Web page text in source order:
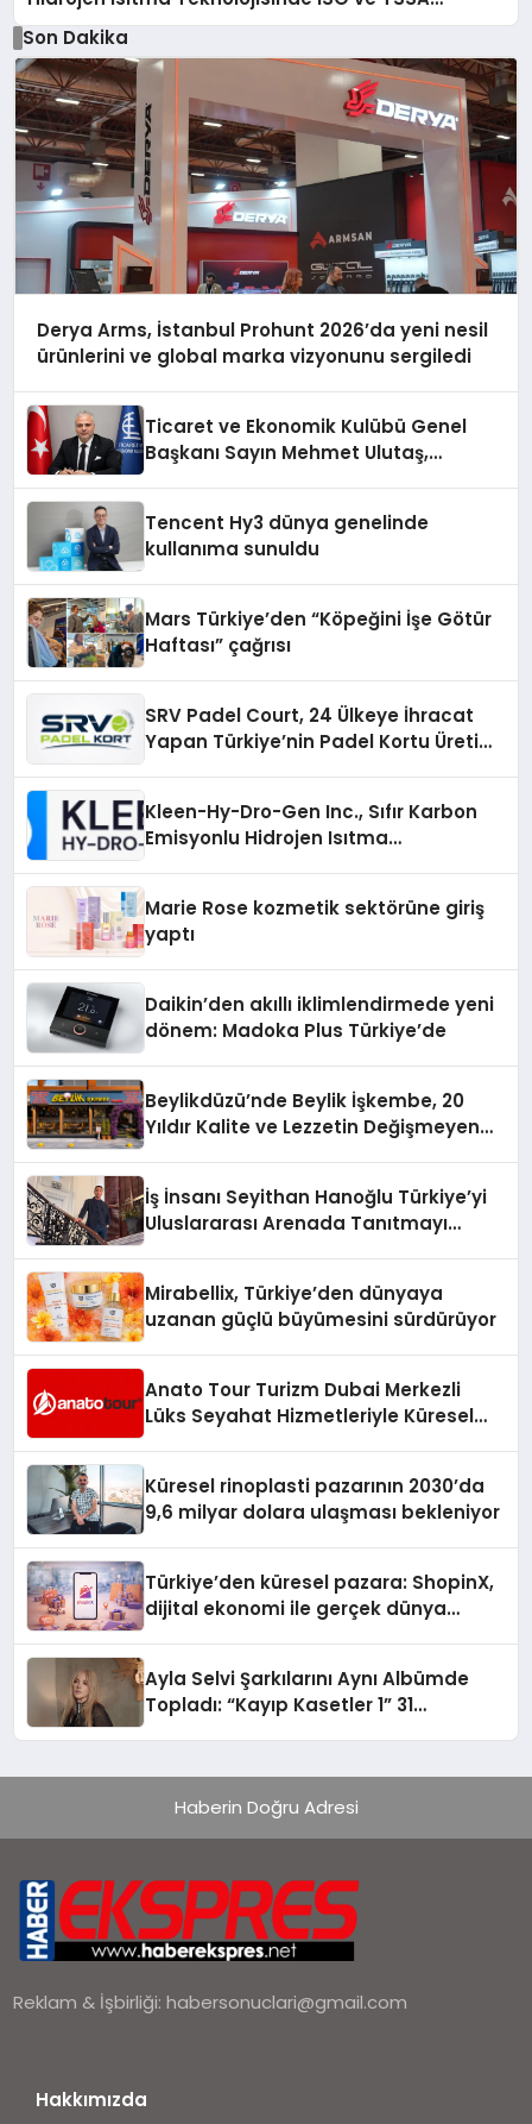
Düzenleyici Onaylarını Aldı
Son Dakika
Derya Arms, İstanbul Prohunt 2026’da yeni nesil
ürünlerini ve global marka vizyonunu sergiledi
Ticaret ve Ekonomik Kulübü Genel
Başkanı Sayın Mehmet Ulutaş,
Tencent Hy3 dünya genelinde
kullanıma sunuldu
Mars Türkiye’den “Köpeğini İşe Götür
Haftası” çağrısı
SRV Padel Court, 24 Ülkeye İhracat
Yapan Türkiye’nin Padel Kortu Üretim
Kleen-Hy-Dro-Gen Inc., Sıfır Karbon
Emisyonlu Hidrojen Isıtma
Marie Rose kozmetik sektörüne giriş
yaptı
Daikin’den akıllı iklimlendirmede yeni
dönem: Madoka Plus Türkiye’de
Beylikdüzü’nde Beylik İşkembe, 20
Yıldır Kalite ve Lezzetin Değişmeyen
İş İnsanı Seyithan Hanoğlu Türkiye’yi
Uluslararası Arenada Tanıtmayı
Mirabellix, Türkiye’den dünyaya
uzanan güçlü büyümesini sürdürüyor
Anato Tour Turizm Dubai Merkezli
Lüks Seyahat Hizmetleriyle Küresel
Küresel rinoplasti pazarının 2030’da
9,6 milyar dolara ulaşması bekleniyor
Türkiye’den küresel pazara: ShopinX,
dijital ekonomi ile gerçek dünya
Ayla Selvi Şarkılarını Aynı Albümde
Topladı: “Kayıp Kasetler 1” 31
Haberin Doğru Adresi
Reklam & İşbirliği:habersonuclari@gmail.com
Hakkımızda